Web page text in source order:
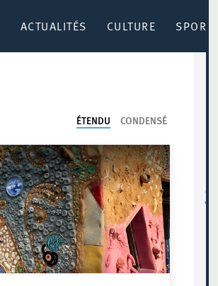
ACTUALITÉS CULTURE SPORT
ÉTENDU CONDENSÉ